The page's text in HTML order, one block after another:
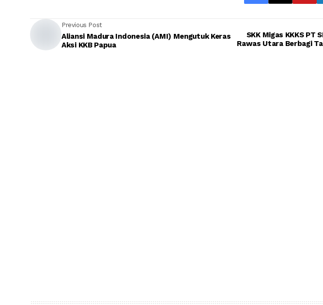
Previous Post
Aliansi Madura Indonesia (AMI) Mengutuk Keras
Aksi KKB Papua
SKK Migas KKKS PT
Rawas Utara Berbagi